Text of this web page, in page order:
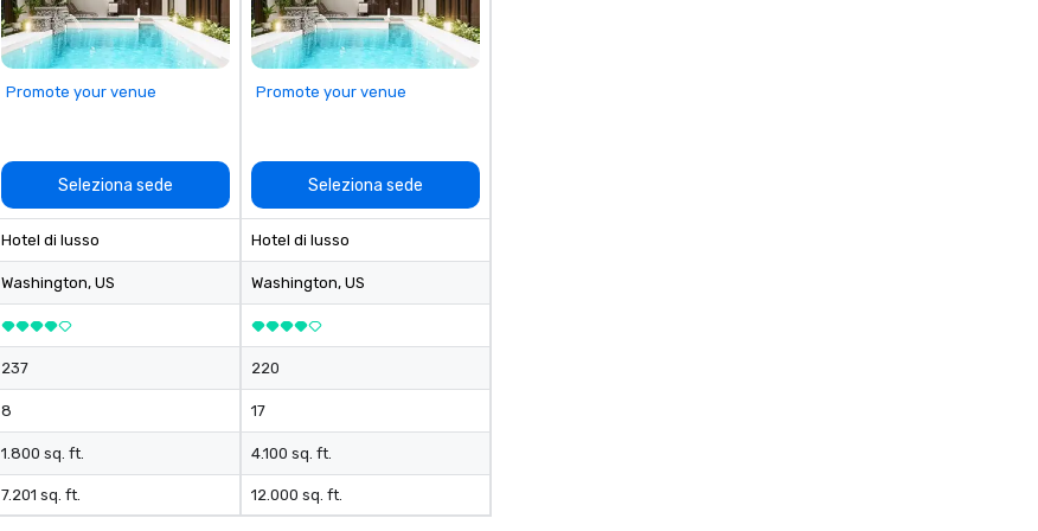
Promote your venue
Seleziona sede
Hotel di lusso
Washington, US
237
8
1.800 sq. ft.
7.201 sq. ft.
Promote your venue
Seleziona sede
Hotel di lusso
Washington, US
220
17
4.100 sq. ft.
12.000 sq. ft.